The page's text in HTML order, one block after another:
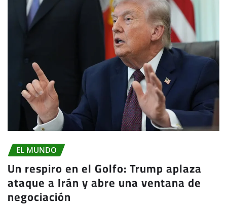
EL MUNDO
Un respiro en el Golfo: Trump aplaza
ataque a Irán y abre una ventana de
negociación